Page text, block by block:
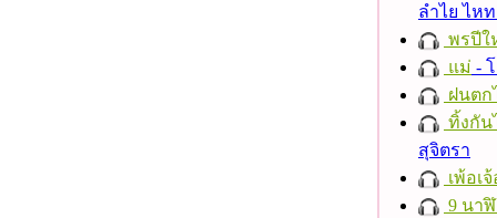
ลำไย ไห
พรปีใ
แม่ -
ฝนตก
ทิ้งกัน
สุจิตรา
เพ้อเ
9 นา